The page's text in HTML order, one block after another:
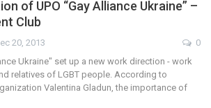
of UPO “Gay Alliance Ukraine” –
Club
20, 2013
0
Ukraine" set up a new work direction - work
relatives of LGBT people. According to
Valentina Gladun, the importance of